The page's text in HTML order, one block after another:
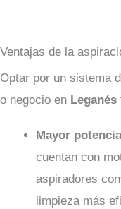
Ventajas de la
Optar por un sistema
o negocio en Leganés
Mayor
cuentan con
aspiradores
limpieza más